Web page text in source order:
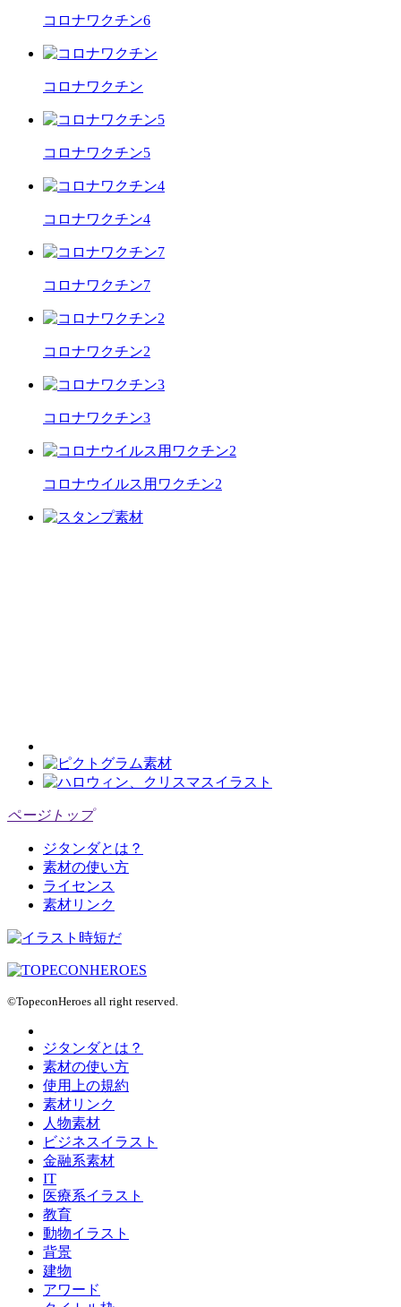
コロナワクチン6
コロナワクチン
コロナワクチン5
コロナワクチン4
コロナワクチン7
コロナワクチン2
コロナワクチン3
コロナウイルス用ワクチン2
ページトップ
ジタンダとは？
素材の使い方
ライセンス
素材リンク
©TopeconHeroes all right reserved.
ジタンダとは？
素材の使い方
使用上の規約
素材リンク
人物素材
ビジネスイラスト
金融系素材
IT
医療系イラスト
教育
動物イラスト
背景
建物
アワード